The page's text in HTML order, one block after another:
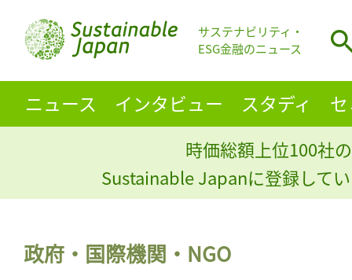
サステナビリティ・
ESG金融のニュース
ニュース インタビュー スタディ
時価総額上位100社
Sustainable Japanに登録して
政府・国際機関・NGO